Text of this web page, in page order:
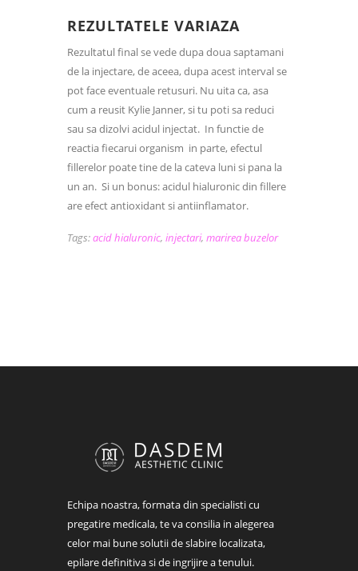
REZULTATELE VARIAZA
Rezultatul final se vede dupa doua saptamani
de la injectare, de aceea, dupa acest interval se
pot face eventuale retusuri. Nu uita ca, asa
cum a reusit Kylie Janner, si tu poti sa reduci
sau sa dizolvi acidul injectat. In functie de
reactia fiecarui organism in parte, efectul
fillerelor poate tine de la cateva luni si pana la
un an. Si un bonus: acidul hialuronic din fillere
are efect antioxidant si antiinflamator.
Tags:acid hialuronic, injectari, marirea buzelor
Echipa noastra, formata din specialisti cu
pregatire medicala, te va consilia in alegerea
celor mai bune solutii de slabire localizata,
epilare definitiva si de ingrijire a tenului.